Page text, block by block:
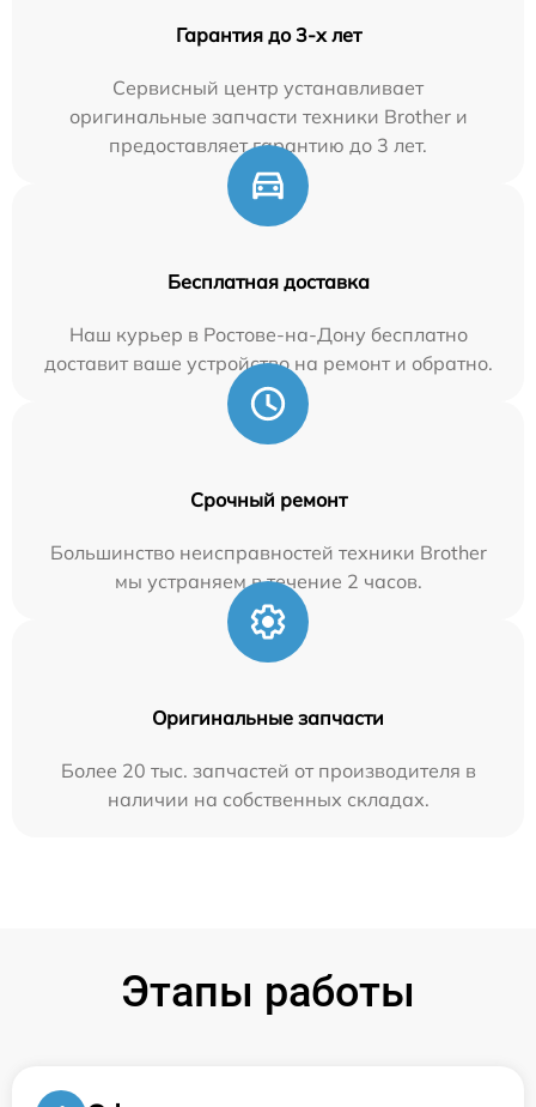
Гарантия до 3-х лет
Сервисный центр устанавливает
оригинальные запчасти техники Brother и
предоставляет гарантию до 3 лет.
Бесплатная доставка
Наш курьер в Ростове-на-Дону бесплатно
доставит ваше устройство на ремонт и обратно.
Срочный ремонт
Большинство неисправностей техники Brother
мы устраняем в течение 2 часов.
Оригинальные запчасти
Более 20 тыс. запчастей от производителя в
наличии на собственных складах.
Этапы работы